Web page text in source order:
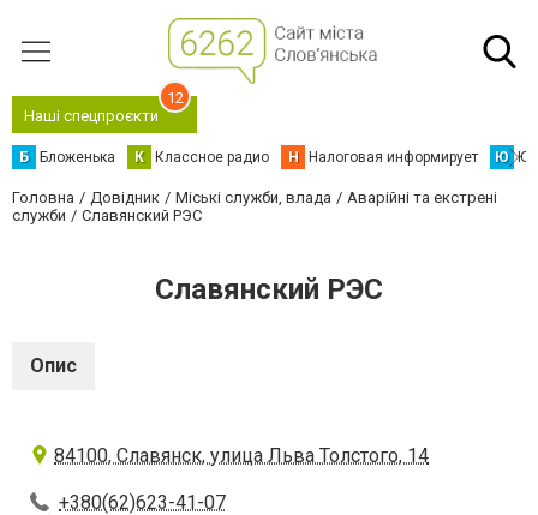
Наші спецпроєкти
12
Б Бложенька К Классное радио Н Налоговая информирует Ю
Головна Довідник Міські служби, влада
Аварійні та екстрені
служби
Славянский РЭС
Славянский РЭС
Опис
84100, Славянск, улица Льва Толстого, 14
+380(62)623-41-07